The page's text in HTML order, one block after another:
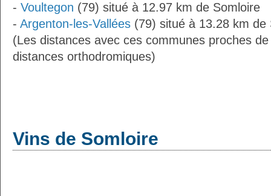
- Voultegon (79) situé à 12.97 km de Somloire
- Argenton-les-Vallées (79) situé à 13.28 km de
(Les distances avec ces communes proches
distances orthodromiques)
Vins de Somloire